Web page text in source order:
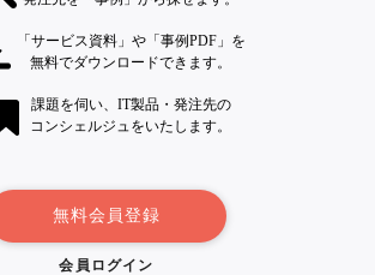
「サービス資料」や「事例PDF」を
無料でダウンロードできます。
課題を伺い、IT製品・発注先の
コンシェルジュをいたします。
無料会員登録
会員ログイン